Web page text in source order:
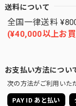
送料について
全国一律送料
(¥40,000以上お
お支払い方法につい
次の方法がご利用いた
PAY ID あと払い